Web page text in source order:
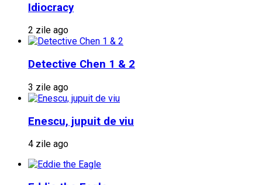
Idiocracy
2 zile ago
Detective Chen 1 & 2
3 zile ago
Enescu, jupuit de viu
4 zile ago